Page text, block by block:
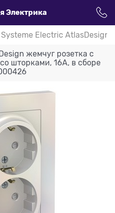
Электрика
Systeme Electric AtlasDesign
жемчуг розетка с
шторками, 16А, в сборе